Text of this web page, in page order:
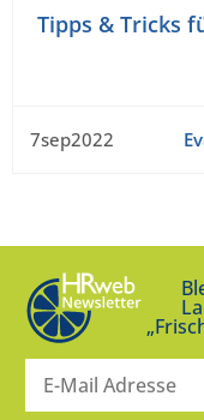
Tipps & Tricks
7sep2022